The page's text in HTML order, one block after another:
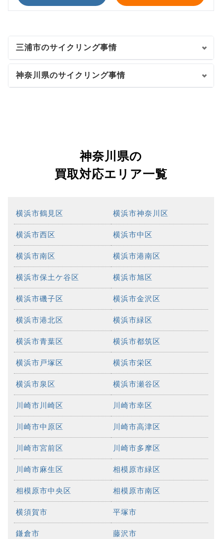
三浦市のサイクリング事情
神奈川県のサイクリング事情
神奈川県の
買取対応エリア一覧
横浜市鶴見区 横浜市神奈川区
横浜市西区 横浜市中区
横浜市南区 横浜市港南区
横浜市保土ケ谷区 横浜市旭区
横浜市磯子区 横浜市金沢区
横浜市港北区 横浜市緑区
横浜市青葉区 横浜市都筑区
横浜市戸塚区 横浜市栄区
横浜市泉区 横浜市瀬谷区
川崎市川崎区 川崎市幸区
川崎市中原区 川崎市高津区
川崎市宮前区 川崎市多摩区
川崎市麻生区 相模原市緑区
相模原市中央区 相模原市南区
横須賀市 平塚市
鎌倉市 藤沢市